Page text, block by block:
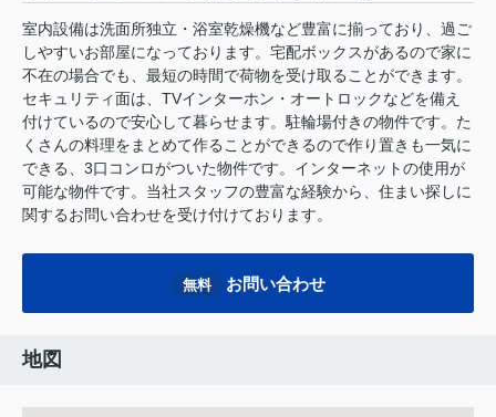
室内設備は洗面所独立・浴室乾燥機など豊富に揃っており、過ご
しやすいお部屋になっております。宅配ボックスがあるので家に
不在の場合でも、最短の時間で荷物を受け取ることができます。
セキュリティ面は、TVインターホン・オートロックなどを備え
付けているので安心して暮らせます。駐輪場付きの物件です。た
くさんの料理をまとめて作ることができるので作り置きも一気に
できる、3口コンロがついた物件です。インターネットの使用が
可能な物件です。当社スタッフの豊富な経験から、住まい探しに
関するお問い合わせを受け付けております。
無料 お問い合わせ
地図